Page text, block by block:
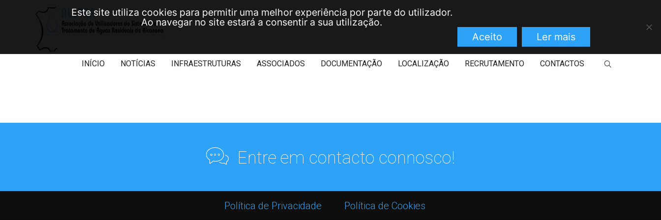
INÍCIO NOTÍCIAS INFRAESTRUTURAS ASSOCIADOS DOCUMENTAÇÃO LOCALIZAÇÃO RECRUTAMENTO CONTACTOS
Entre em contacto connosco!
Política de Privacidade Política de Cookies
Este site utiliza cookies para permitir uma melhor experiência por parte do utilizador.
Ao navegar no site estará a consentir a sua utilização.
Aceito
Ler mais